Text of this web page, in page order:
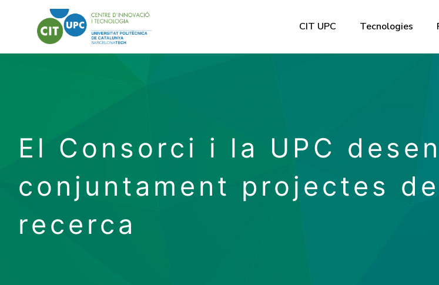
CIT UPC Tecnologies
El Consorci i la UPC
conjuntament projectes de
recerca